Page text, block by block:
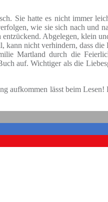
Sie hatte es nicht immer
wie sie sich nach und
Abgelegen, klein
nicht verhindern, dass
Martland durch die
auf. Wichtiger als die
lässt beim